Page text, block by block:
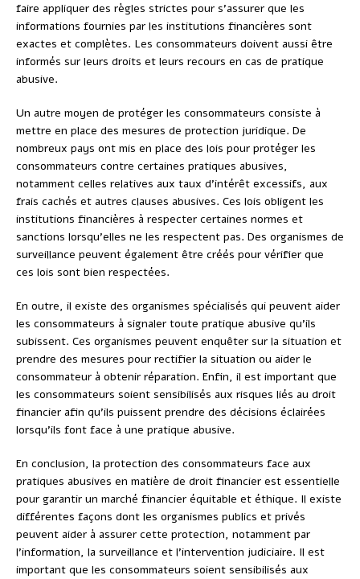
faire appliquer des règles strictes pour s’assurer que les
informations fournies par les institutions financières sont
exactes et complètes. Les consommateurs doivent aussi être
informés sur leurs droits et leurs recours en cas de pratique
abusive.
Un autre moyen de protéger les consommateurs consiste à
mettre en place des mesures de protection juridique. De
nombreux pays ont mis en place des lois pour protéger les
consommateurs contre certaines pratiques abusives,
notamment celles relatives aux taux d’intérêt excessifs, aux
frais cachés et autres clauses abusives. Ces lois obligent les
institutions financières à respecter certaines normes et
sanctions lorsqu’elles ne les respectent pas. Des organismes de
surveillance peuvent également être créés pour vérifier que
ces lois sont bien respectées.
En outre, il existe des organismes spécialisés qui peuvent aider
les consommateurs à signaler toute pratique abusive qu’ils
subissent. Ces organismes peuvent enquêter sur la situation et
prendre des mesures pour rectifier la situation ou aider le
consommateur à obtenir réparation. Enfin, il est important que
les consommateurs soient sensibilisés aux risques liés au droit
financier afin qu’ils puissent prendre des décisions éclairées
lorsqu’ils font face à une pratique abusive.
En conclusion, la protection des consommateurs face aux
pratiques abusives en matière de droit financier est essentielle
pour garantir un marché financier équitable et éthique. Il existe
différentes façons dont les organismes publics et privés
peuvent aider à assurer cette protection, notamment par
l’information, la surveillance et l’intervention judiciaire. Il est
important que les consommateurs soient sensibilisés aux